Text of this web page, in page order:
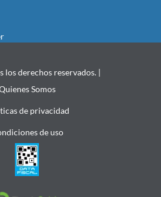
los derechos reservados. |
Somos
de privacidad
de uso